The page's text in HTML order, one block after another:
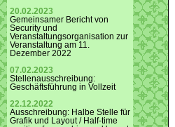
20.02.2023
Gemeinsamer Bericht von
Security und
Veranstaltungsorganisation zur
Veranstaltung am 11.
Dezember 2022
07.02.2023
Stellenausschreibung:
Geschäftsführung in Vollzeit
22.12.2022
Ausschreibung: Halbe Stelle für
Grafik und Layout / Half-time